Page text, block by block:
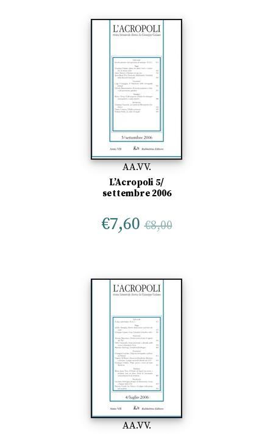
AA.VV.
L’Acropoli 5/
settembre 2006
€7,60 €8,00
AA.VV.